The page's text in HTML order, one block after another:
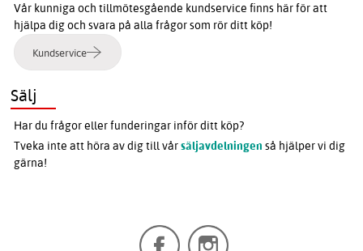
Vår kunniga och tillmötesgående kundservice finns här för att
hjälpa dig och svara på alla frågor som rör ditt köp!
Kundservice
Sälj
Har du frågor eller funderingar inför ditt köp?
Tveka inte att höra av dig till vårsäljavdelningen så hjälper vi dig
gärna!